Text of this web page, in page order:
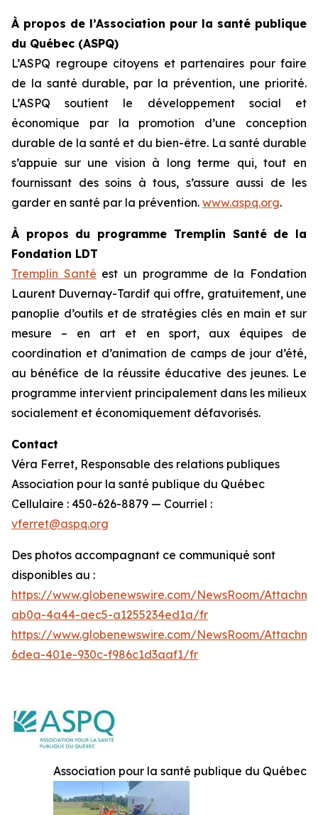
À propos de l’Association pour la santé publique
du Québec (ASPQ)
L’ASPQ regroupe citoyens et partenaires pour faire
de la santé durable, par la prévention, une priorité.
L’ASPQ soutient le développement social et
économique par la promotion d’une conception
durable de la santé et du bien-être. La santé durable
s’appuie sur une vision à long terme qui, tout en
fournissant des soins à tous, s’assure aussi de les
garder en santé par la prévention. www.aspq.org.
À propos du programme Tremplin Santé de la
Fondation LDT
Tremplin Santé est un programme de la Fondation
Laurent Duvernay-Tardif qui offre, gratuitement, une
panoplie d’outils et de stratégies clés en main et sur
mesure – en art et en sport, aux équipes de
coordination et d’animation de camps de jour d’été,
au bénéfice de la réussite éducative des jeunes. Le
programme intervient principalement dans les milieux
socialement et économiquement défavorisés.
Contact
Véra Ferret, Responsable des relations publiques
Association pour la santé publique du Québec
Cellulaire : 450-626-8879 — Courriel :
vferret@aspq.org
Des photos accompagnant ce communiqué sont
disponibles au :
https://www.globenewswire.com/NewsRoom/
ab0a-4a44-aec5-a1255234ed1a/fr
https://www.globenewswire.com/NewsRoom/
6dea-401e-930c-f986c1d3aaf1/fr
Association pour la santé publique du Québec